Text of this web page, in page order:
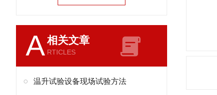
A相关文章
RTICLES
温升试验设备现场试验方法